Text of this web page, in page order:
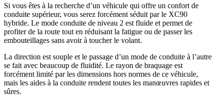
Si vous êtes à la recherche d’un véhicule qui offre un confort de
conduite supérieur, vous serez forcément séduit par le XC90
hybride. Le mode conduite de niveau 2 est fluide et permet de
profiter de la route tout en réduisant la fatigue ou de passer les
embouteillages sans avoir à toucher le volant.
La direction est souple et le passage d’un mode de conduite à l’autre
se fait avec beaucoup de fluidité. Le rayon de braquage est
forcément limité par les dimensions hors normes de ce véhicule,
mais les aides à la conduite rendent toutes les manœuvres rapides et
sûres.